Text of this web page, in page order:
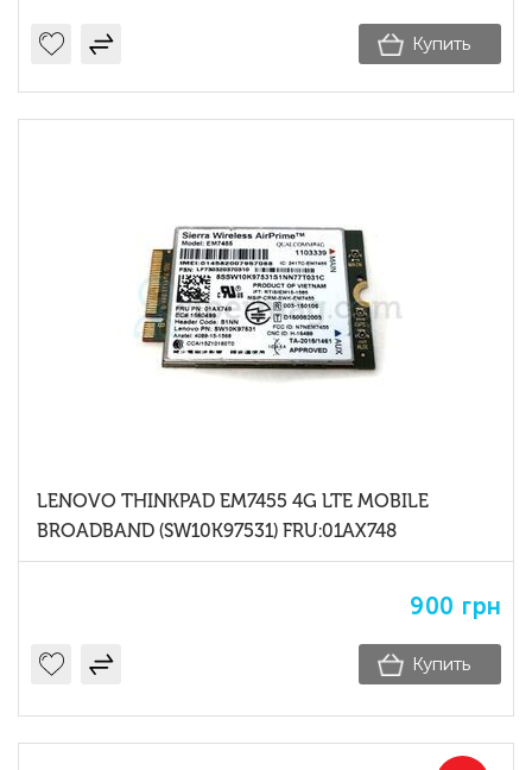
Купить
LENOVO THINKPAD EM7455 4G LTE MOBILE
BROADBAND (SW10K97531) FRU:01AX748
900 грн
Купить